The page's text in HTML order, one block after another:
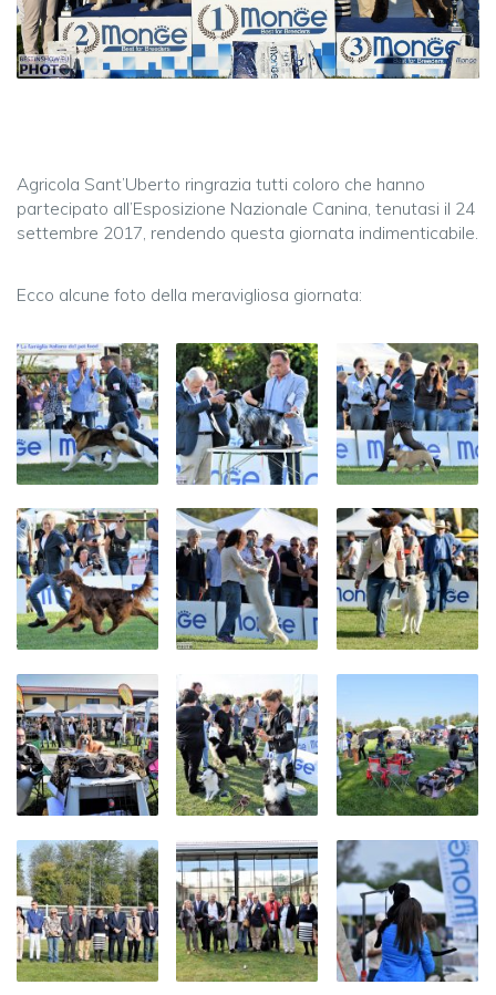
Agricola Sant’Uberto ringrazia tutti coloro che hanno
partecipato all’Esposizione Nazionale Canina, tenutasi il 24
settembre 2017, rendendo questa giornata indimenticabile.
Ecco alcune foto della meravigliosa giornata: